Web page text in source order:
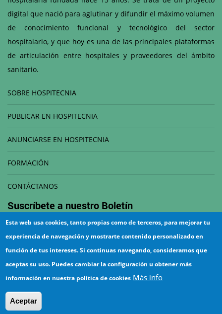
digital que nació para aglutinar y difundir el máximo volumen
de conocimiento funcional y tecnológico del sector
hospitalario, y que hoy es una de las principales plataformas
de articulación entre hospitales y proveedores del ámbito
sanitario.
SOBRE HOSPITECNIA
PUBLICAR EN HOSPITECNIA
ANUNCIARSE EN HOSPITECNIA
FORMACIÓN
CONTÁCTANOS
Suscríbete a nuestro Boletín
¡Suscríbete!
Esta web usa cookies, tanto propias como de terceros, para mejorar tu
experiencia de navegación y mostrarte contenido personalizado en
función de tus intereses. Si continuas navegando, consideramos que
aceptas su uso. Puedes cambiar la configuración u obtener más
información en nuestra política de cookies Más info
Aceptar